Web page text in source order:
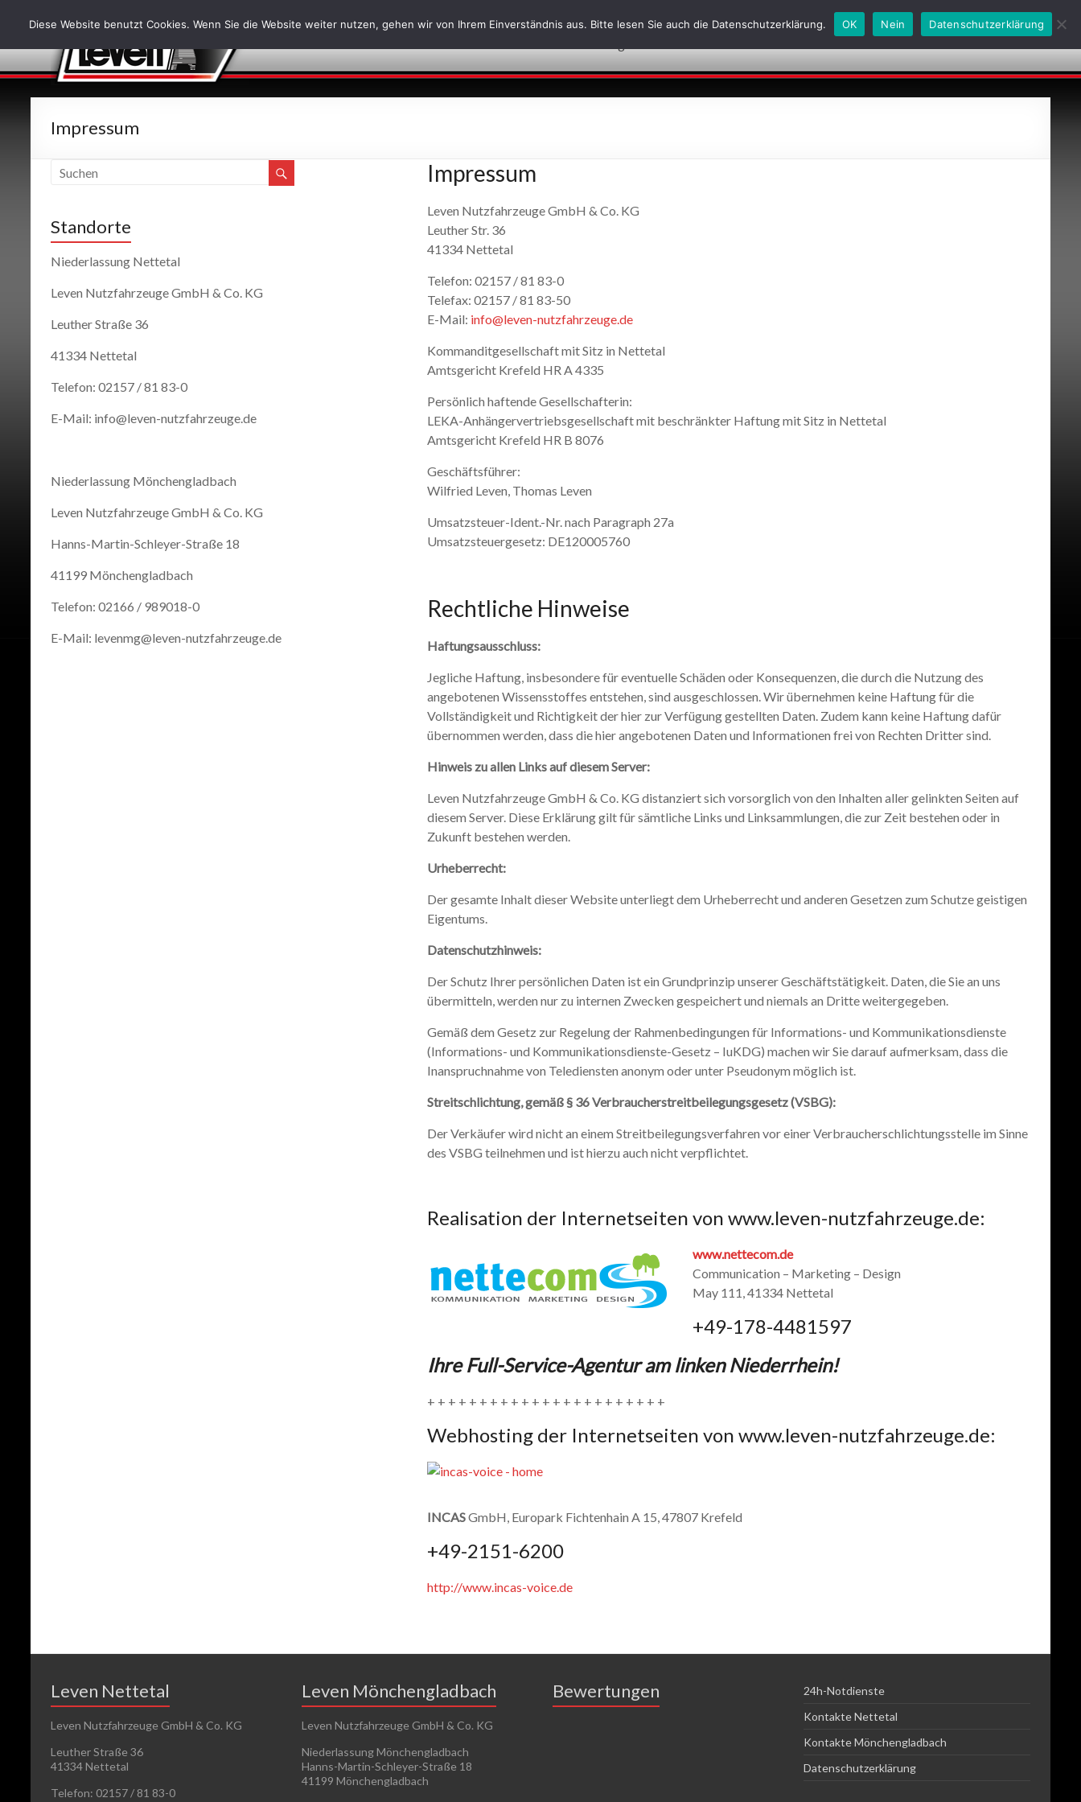
Impressum
Impressum
Leven Nutzfahrzeuge GmbH & Co. KG
Leuther Str. 36
41334 Nettetal
Telefon: 02157 / 81 83-0
Telefax: 02157 / 81 83-50
E-Mail: info@leven-nutzfahrzeuge.de
Kommanditgesellschaft mit Sitz in Nettetal
Amtsgericht Krefeld HR A 4335
Persönlich haftende Gesellschafterin:
LEKA-Anhängervertriebsgesellschaft mit beschränkter Haftung mit Sitz in Nettetal
Amtsgericht Krefeld HR B 8076
Geschäftsführer:
Wilfried Leven, Thomas Leven
Umsatzsteuer-Ident.-Nr. nach Paragraph 27a
Umsatzsteuergesetz: DE120005760
Rechtliche Hinweise
Haftungsausschluss:
Jegliche Haftung, insbesondere für eventuelle Schäden oder Konsequenzen, die durch die Nutzung des
angebotenen Wissensstoffes entstehen, sind ausgeschlossen. Wir übernehmen keine Haftung für die
Vollständigkeit und Richtigkeit der hier zur Verfügung gestellten Daten. Zudem kann keine Haftung dafür
übernommen werden, dass die hier angebotenen Daten und Informationen frei von Rechten Dritter sind.
Hinweis zu allen Links auf diesem Server:
Leven Nutzfahrzeuge GmbH & Co. KG distanziert sich vorsorglich von den Inhalten aller gelinkten Seiten auf
diesem Server. Diese Erklärung gilt für sämtliche Links und Linksammlungen, die zur Zeit bestehen oder in
Zukunft bestehen werden.
Urheberrecht:
Der gesamte Inhalt dieser Website unterliegt dem Urheberrecht und anderen Gesetzen zum Schutze geistigen
Eigentums.
Datenschutzhinweis:
Der Schutz Ihrer persönlichen Daten ist ein Grundprinzip unserer Geschäftstätigkeit. Daten, die Sie an uns
übermitteln, werden nur zu internen Zwecken gespeichert und niemals an Dritte weitergegeben.
Gemäß dem Gesetz zur Regelung der Rahmenbedingungen für Informations- und Kommunikationsdienste
(Informations- und Kommunikationsdienste-Gesetz – IuKDG) machen wir Sie darauf aufmerksam, dass die
Inanspruchnahme von Telediensten anonym oder unter Pseudonym möglich ist.
Streitschlichtung,gemäß § 36 Verbraucherstreitbeilegungsgesetz (VSBG):
Der Verkäufer wird nicht an einem Streitbeilegungsverfahren vor einer Verbraucherschlichtungsstelle im Sinne
des VSBG teilnehmen und ist hierzu auch nicht verpflichtet.
Realisation der Internetseiten von www.leven-nutzfahrzeuge.de:
www.nettecom.de
Communication – Marketing – Design
May 111, 41334 Nettetal
+49-178-4481597
Ihre Full-Service-Agentur am linken Niederrhein!
+ + + + + + + + + + + + + + + + + + + + + + +
Webhosting der Internetseiten von www.leven-nutzfahrzeuge.de:
INCASGmbH, Europark Fichtenhain A 15, 47807 Krefeld
+49-2151-6200
http://www.incas-voice.de
Standorte
Niederlassung Nettetal
Leven Nutzfahrzeuge GmbH & Co. KG
Leuther Straße 36
41334 Nettetal
Telefon: 02157 / 81 83-0
E-Mail: info@leven-nutzfahrzeuge.de
Niederlassung Mönchengladbach
Leven Nutzfahrzeuge GmbH & Co. KG
Hanns-Martin-Schleyer-Straße 18
41199 Mönchengladbach
Telefon: 02166 / 989018-0
E-Mail: levenmg@leven-nutzfahrzeuge.de
Leven Nettetal
Leven Nutzfahrzeuge GmbH & Co. KG
Leuther Straße 36
41334 Nettetal
Telefon: 02157 / 81 83-0
Leven Mönchengladbach
Leven Nutzfahrzeuge GmbH & Co. KG
Niederlassung Mönchengladbach
Hanns-Martin-Schleyer-Straße 18
41199 Mönchengladbach
Bewertungen
24h-Notdienste
Kontakte Nettetal
Kontakte Mönchengladbach
Datenschutzerklärung
Diese Website benutzt Cookies. Wenn Sie die Website weiter nutzen, gehen wir von Ihrem Einverständnis aus. Bitte lesen Sie auch die Datenschutzerklärung. OK Nein Datenschutzerklärung